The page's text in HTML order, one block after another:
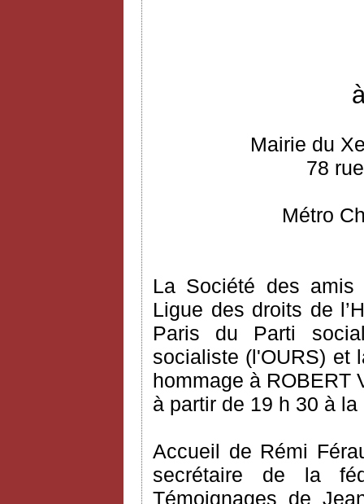
Mairie du
78
Métro
La Société des amis
Ligue des droits de
Paris du Parti
socialiste (l'OURS) et
hommage à ROBERT
à partir de 19 h 30 à
Accueil de Rémi
secrétaire de la
Témoignages de